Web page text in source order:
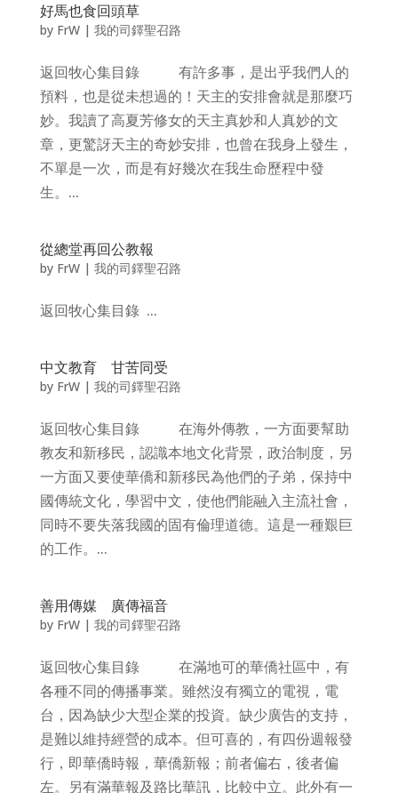
好馬也食回頭草
by FrW| 我的司鐸聖召路
返回牧心集目錄 有許多事，是出乎我們人的
預料，也是從未想過的！天主的安排會就是那麼巧
妙。我讀了高夏芳修女的天主真妙和人真妙的文
章，更驚訝天主的奇妙安排，也曾在我身上發生，
不單是一次，而是有好幾次在我生命歷程中發
生。...
從總堂再回公教報
by FrW| 我的司鐸聖召路
返回牧心集目錄 ...
中文教育 甘苦同受
by FrW| 我的司鐸聖召路
返回牧心集目錄 在海外傳教，一方面要幫助
教友和新移民，認識本地文化背景，政治制度，另
一方面又要使華僑和新移民為他們的子弟，保持中
國傳統文化，學習中文，使他們能融入主流社會，
同時不要失落我國的固有倫理道德。這是一種艱巨
的工作。...
善用傳媒 廣傳福音
by FrW| 我的司鐸聖召路
返回牧心集目錄 在滿地可的華僑社區中，有
各種不同的傳播事業。雖然沒有獨立的電視，電
台，因為缺少大型企業的投資。缺少廣告的支持，
是難以維持經營的成本。但可喜的，有四份週報發
行，即華僑時報，華僑新報；前者偏右，後者偏
左。另有滿華報及路比華訊，比較中立。此外有一